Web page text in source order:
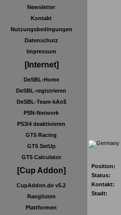
Newsletter
Kontakt
Nutzungsbedingungen
Datenschutz
Impressum
[Internet]
DeSBL-Home
DeSBL-registrieren
DeSBL-Team-kAo$
PSN-Network
PS3/4 deaktivieren
GT5 Racing
GT5 SetUp
GT5 Calculator
[Cup Addon]
CupAddon.de v5.2
Ranglisten
Plattformen
Position:
Status:
Kontakt:
Stadt: